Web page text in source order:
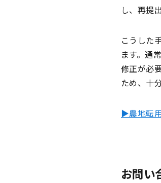
し、再提
こうした
ます。通
修正が必
ため、十
▶農地転
お問い